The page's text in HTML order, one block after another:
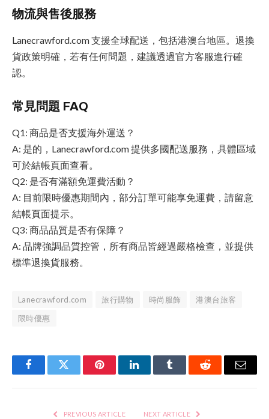
物流與售後服務
Lanecrawford.com 支援全球配送，包括港澳台地區。退換
貨政策明確，若有任何問題，建議透過官方客服進行確
認。
常見問題 FAQ
Q1: 商品是否支援海外運送？
A: 是的，Lanecrawford.com 提供多國配送服務，具體區域
可於結帳頁面查看。
Q2: 是否有滿額免運費活動？
A: 目前限時優惠期間內，部分訂單可能享免運費，請留意
結帳頁面提示。
Q3: 商品品質是否有保障？
A: 品牌強調品質控管，所有商品皆經過嚴格檢查，並提供
標準退換貨服務。
Lanecrawford.com 旅行購物 時尚服飾
港澳台旅客
限時優惠
FacebookTwitter PinterestLinkedInTumblr Reddit Email
PREVIOUS ARTICLE NEXT ARTICLE